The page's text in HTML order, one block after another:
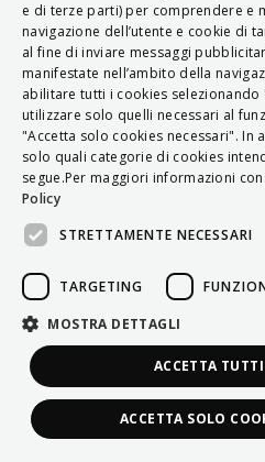
e di terze parti) per comprendere e
navigazione dell’utente e cookie di
al fine di inviare messaggi
manifestate nell’ambito della
abilitare tutti i cookies selezionando
utilizzare solo quelli necessari al
"Accetta solo cookies necessari". In
solo quali categorie di cookies
segue.Per maggiori informazioni
Policy
STRETTAMENTE NECESSARI
TARGETING
MOSTRA DETTAGLI
ACCETTA
ACCETTA SOLO